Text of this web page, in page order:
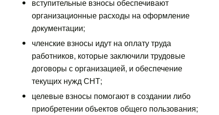
вступительные взносы обеспечивают
организационные расходы на оформление
документации;
членские взносы идут на оплату труда
работников, которые заключили трудовые
договоры с организацией, и обеспечение
текущих нужд СНТ;
целевые взносы помогают в создании либо
приобретении объектов общего пользования;